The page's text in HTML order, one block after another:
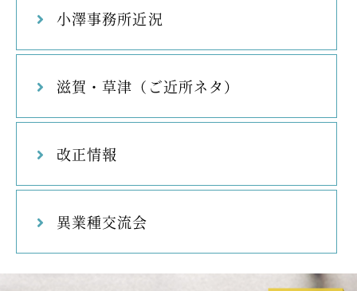
小澤事務所近況
滋賀・草津（ご近所ネタ）
改正情報
異業種交流会